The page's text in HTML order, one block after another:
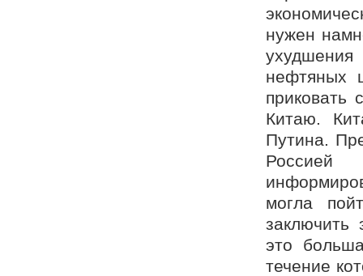
нужен
нефтяных
приковать
Китаю.
Путина.
могла
заключить
это
течение